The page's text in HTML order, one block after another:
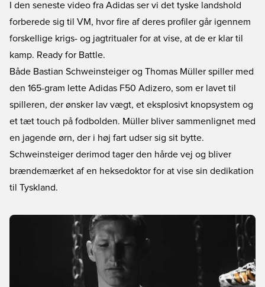
I den seneste video fra Adidas ser vi det tyske landshold
forberede sig til VM, hvor fire af deres profiler går igennem
forskellige krigs- og jagtritualer for at vise, at de er klar til
kamp. Ready for Battle.
Både Bastian Schweinsteiger og Thomas Müller spiller med
den 165-gram lette Adidas F50 Adizero, som er lavet til
spilleren, der ønsker lav vægt, et eksplosivt knopsystem og
et tæt touch på fodbolden. Müller bliver sammenlignet med
en jagende ørn, der i høj fart udser sig sit bytte.
Schweinsteiger derimod tager den hårde vej og bliver
brændemærket af en heksedoktor for at vise sin dedikation
til Tyskland.